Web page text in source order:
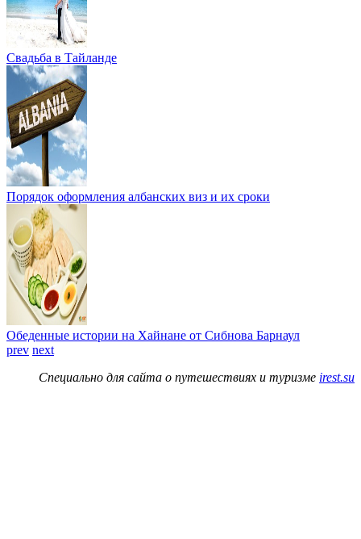
Свадьба в Тайланде
Порядок оформления албанских виз и их сроки
Обеденные истории на Хайнане от Сибнова Барнаул
prev next
Специально для сайта о путешествиях и туризме irest.su